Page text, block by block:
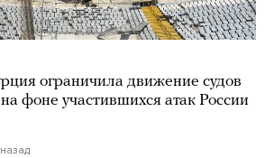
ограничила движение судов
фоне участившихся атак России